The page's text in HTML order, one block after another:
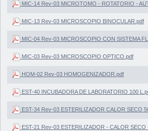
MIC-14 Rev-03 MICROTOMO - ROTATORIO -
MIC-13 Rev-03 MICROSCOPIO BINOCULAR.pdf
MIC-04 Rev-03 MICROSCOPIO CON SISTEMA
MIC-03 Rev-03 MICROSCOPIO OPTICO.pdf
HOM-02 Rev-03 HOMOGENIZADOR.pdf
EST-40 INCUBADORA DE LABORATORIO 100
EST-34 Rev-03 ESTERILIZADOR CALOR SECO
EST-21 Rev-03 ESTERILIZADOR - CALOR SECO